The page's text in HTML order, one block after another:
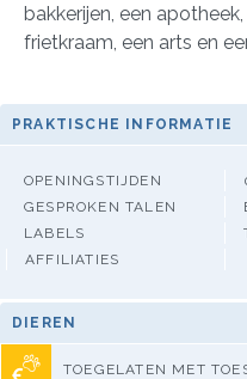
bakkerijen, een
frietkraam, een arts en
PRAKTISCHE INFORMATIE
OPENINGSTIJDEN
GESPROKEN TALEN
LABELS
AFFILIATIES
DIEREN
TOEGELATEN MET